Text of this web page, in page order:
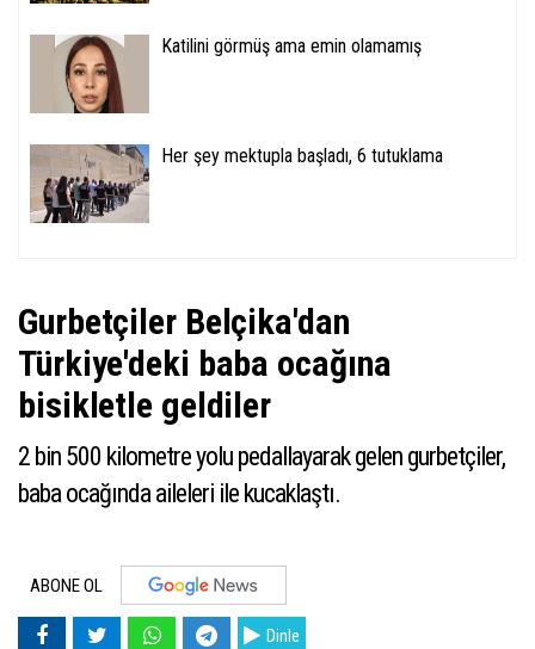
Katilini görmüş ama emin olamamış
Her şey mektupla başladı, 6 tutuklama
Gurbetçiler Belçika'dan
Türkiye'deki baba ocağına
bisikletle geldiler
2 bin 500 kilometre yolu pedallayarak gelen gurbetçiler,
baba ocağında aileleri ile kucaklaştı.
ABONE OL
Dinle